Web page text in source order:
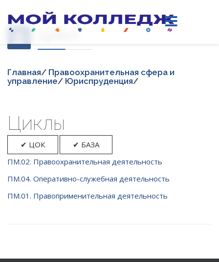
Цикл
Главная/ Правоохранительная сфера и
управление/ Юриспруденция/
Циклы
✔ ЦОК
✔ БАЗА
ПМ.02. Правоохранительная деятельность
ПМ.04. Оперативно-служебная деятельность
ПМ.01. Правоприменительная деятельность